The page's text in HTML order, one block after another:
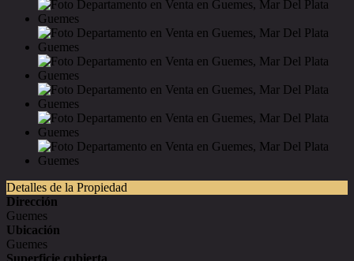
Detalles de la Propiedad
Dirección
Guemes
Ubicación
Guemes
Superficie cubierta